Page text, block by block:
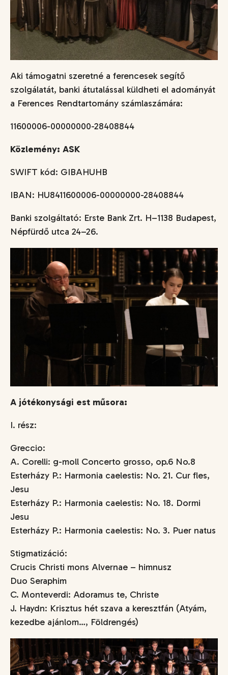
Aki támogatni szeretné a ferencesek segítő
szolgálatát, banki átutalással küldheti el adományát
a Ferences Rendtartomány számlaszámára:
11600006-00000000-28408844
Közlemény: ASK
SWIFT kód: GIBAHUHB
IBAN: HU8411600006-00000000-28408844
Banki szolgáltató: Erste Bank Zrt. H–1138 Budapest,
Népfürdő utca 24–26.
A jótékonysági est műsora:
I. rész:
Greccio:
A. Corelli: g-moll Concerto grosso, op.6 No.8
Esterházy P.: Harmonia caelestis: No. 21. Cur fles,
Jesu
Esterházy P.: Harmonia caelestis: No. 18. Dormi
Jesu
Esterházy P.: Harmonia caelestis: No. 3. Puer natus
Stigmatizáció:
Crucis Christi mons Alvernae – himnusz
Duo Seraphim
C. Monteverdi: Adoramus te, Christe
J. Haydn: Krisztus hét szava a keresztfán (Atyám,
kezedbe ajánlom…, Földrengés)